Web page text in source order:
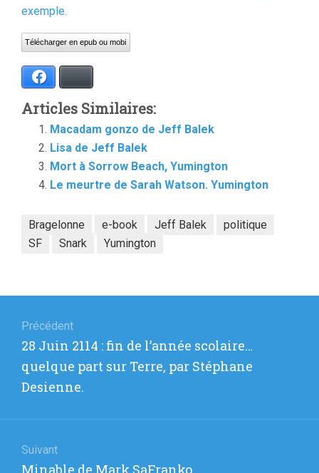
exemple.
Télécharger en epub ou mobi
Articles Similaires:
Macadam gonzo de Jeff Balek
Lisa de Jeff Balek
Mort à Sorrow Beach, Yumington
Le meurtre de Sarah Watson. Yumington
Bragelonne e-book Jeff Balek
politique
SF
Snark Yumington
de
l’article
Précédent
Article
précédent
:
28 Juin 2114 : fin de l’année scolaire…
quelque part sur Terre, par Stéphane
Desienne.
Suivant
Article